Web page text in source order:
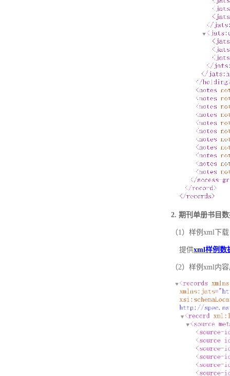
2. 期刊单册书目
（1）样例xml下载
提供xml样例数
（2）样例xml内